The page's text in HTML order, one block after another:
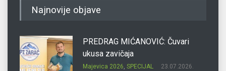
Najnovije objave
PREDRAG MIĆANOVIĆ: Čuvari
ukusa zavičaja
Majevica 2026, SPECIJAL 23.07.2026.